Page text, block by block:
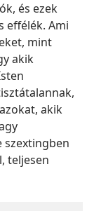
és ezek
effélék. Ami
mint
akik
akik
szextingben
teljesen